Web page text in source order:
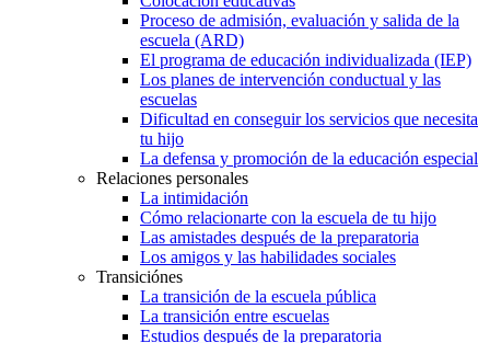
Proceso de admisión, evaluación y salida de la
escuela (ARD)
El programa de educación individualizada (IEP)
Los planes de intervención conductual y las
escuelas
Dificultad en conseguir los servicios que necesita
tu hijo
La defensa y promoción de la educación especial
Relaciones personales
La intimidación
Cómo relacionarte con la escuela de tu hijo
Las amistades después de la preparatoria
Los amigos y las habilidades sociales
Transiciónes
La transición de la escuela pública
La transición entre escuelas
Estudios después de la preparatoria